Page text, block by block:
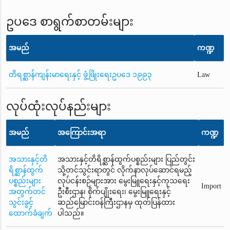
ဥပဒေ စာရွက်စာတမ်းများ
အမည် ကဏ္ဍ
တိရစ္ဆာန်ကျန်းမာရေးနှင့် ဖွံ့ဖြိုးရေးဥပဒေ ၁၉၉၃ Law
လုပ်ထုံးလုပ်နည်းများ
အမည် အကြောင်းအရာ ကဏ္ဍ
အသားနှင့်တိ
ရိစ္ဆာန်ထွက်
ပစ္စည်းများ
အတွက်တင်
သွင်းခွင့်
ထောက်ခံချက်
အသားနှင့်တိရိစ္ဆာန်ထွက်ပစ္စည်းများ ပြည်တွင်း
သို့တင်သွင်းရာတွင် လိုက်နာလုပ်ဆောင်ရမည့်
လုပ်ငန်းစဉ်များအား မွေးမြူရေးနှင့်ကုသရေး
ဦးစီးဌာန၊ စိုက်ပျိုးရေး၊ မွေးမြူရေးနှင့်
ဆည်မြောင်းဝန်ကြီးဌာနမှ ထုတ်ပြန်ထား
ပါသည်။
Import